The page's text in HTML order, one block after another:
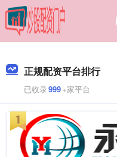
正规配资平台排行
已收录999+家平台